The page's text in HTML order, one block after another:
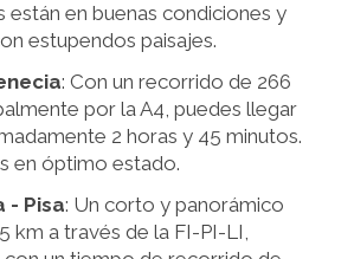
están en buenas condiciones y
estupendos paisajes.
: Con un recorrido de 266
por la A4, puedes llegar
2 horas y 45 minutos.
en óptimo estado.
- Pisa: Un corto y panorámico
km a través de la FI-PI-LI,